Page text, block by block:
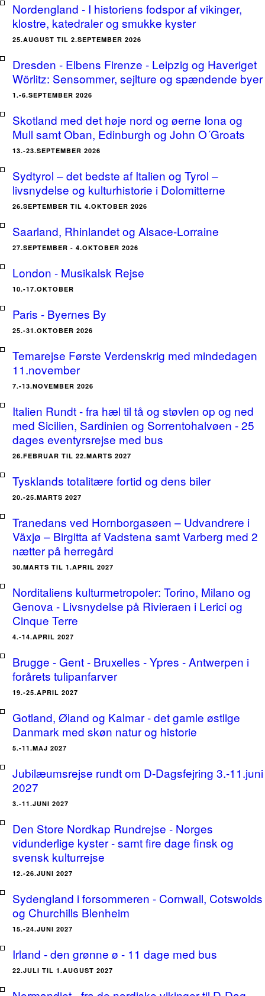
Nordengland - I historiens fodspor af vikinger,
klostre, katedraler og smukke kyster
25.AUGUST TIL 2.SEPTEMBER 2026
Dresden - Elbens Firenze - Leipzig og Haveriget
Wörlitz: Sensommer, sejlture og spændende byer
1.-6.SEPTEMBER 2026
Skotland med det høje nord og øerne Iona og
Mull samt Oban, Edinburgh og John O´Groats
13.-23.SEPTEMBER 2026
Sydtyrol – det bedste af Italien og Tyrol –
livsnydelse og kulturhistorie i Dolomitterne
26.SEPTEMBER TIL 4.OKTOBER 2026
Saarland, Rhinlandet og Alsace-Lorraine
27.SEPTEMBER - 4.OKTOBER 2026
London - Musikalsk Rejse
10.-17.OKTOBER
Paris - Byernes By
25.-31.OKTOBER 2026
Temarejse Første Verdenskrig med mindedagen
11.november
7.-13.NOVEMBER 2026
Italien Rundt - fra hæl til tå og støvlen op og ned
med Sicilien, Sardinien og Sorrentohalvøen - 25
dages eventyrsrejse med bus
26.FEBRUAR TIL 22.MARTS 2027
Tysklands totalitære fortid og dens biler
20.-25.MARTS 2027
Tranedans ved Hornborgasøen – Udvandrere i
Växjø – Birgitta af Vadstena samt Varberg med 2
nætter på herregård
30.MARTS TIL 1.APRIL 2027
Norditaliens kulturmetropoler: Torino, Milano og
Genova - Livsnydelse på Rivieraen i Lerici og
Cinque Terre
4.-14.APRIL 2027
Brugge - Gent - Bruxelles - Ypres - Antwerpen i
forårets tulipanfarver
19.-25.APRIL 2027
Gotland, Øland og Kalmar - det gamle østlige
Danmark med skøn natur og historie
5.-11.MAJ 2027
Jubilæumsrejse rundt om D-Dagsfejring 3.-11.juni
2027
3.-11.JUNI 2027
Den Store Nordkap Rundrejse - Norges
vidunderlige kyster - samt fire dage finsk og
svensk kulturrejse
12.-26.JUNI 2027
Sydengland i forsommeren - Cornwall, Cotswolds
og Churchills Blenheim
15.-24.JUNI 2027
Irland - den grønne ø - 11 dage med bus
22.JULI TIL 1.AUGUST 2027